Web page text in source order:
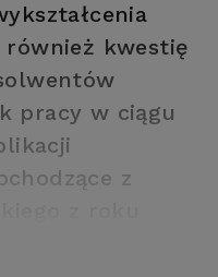
również kwestię
pracy w ciągu
z